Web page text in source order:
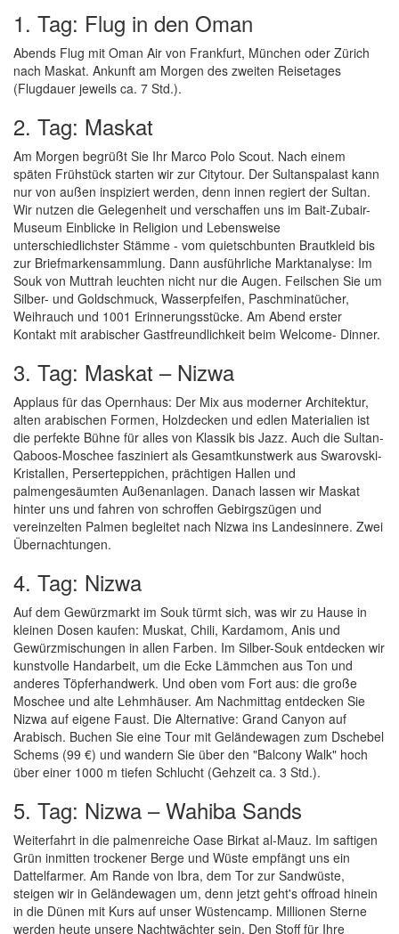
1. Tag: Flug in den Oman
Abends Flug mit Oman Air von Frankfurt, München oder Zürich
nach Maskat. Ankunft am Morgen des zweiten Reisetages
(Flugdauer jeweils ca. 7 Std.).
2. Tag: Maskat
Am Morgen begrüßt Sie Ihr Marco Polo Scout. Nach einem
späten Frühstück starten wir zur Citytour. Der Sultanspalast kann
nur von außen inspiziert werden, denn innen regiert der Sultan.
Wir nutzen die Gelegenheit und verschaffen uns im Bait-Zubair-
Museum Einblicke in Religion und Lebensweise
unterschiedlichster Stämme - vom quietschbunten Brautkleid bis
zur Briefmarkensammlung. Dann ausführliche Marktanalyse: Im
Souk von Muttrah leuchten nicht nur die Augen. Feilschen Sie um
Silber- und Goldschmuck, Wasserpfeifen, Paschminatücher,
Weihrauch und 1001 Erinnerungsstücke. Am Abend erster
Kontakt mit arabischer Gastfreundlichkeit beim Welcome- Dinner.
3. Tag: Maskat – Nizwa
Applaus für das Opernhaus: Der Mix aus moderner Architektur,
alten arabischen Formen, Holzdecken und edlen Materialien ist
die perfekte Bühne für alles von Klassik bis Jazz. Auch die Sultan-
Qaboos-Moschee fasziniert als Gesamtkunstwerk aus Swarovski-
Kristallen, Perserteppichen, prächtigen Hallen und
palmengesäumten Außenanlagen. Danach lassen wir Maskat
hinter uns und fahren von schroffen Gebirgszügen und
vereinzelten Palmen begleitet nach Nizwa ins Landesinnere. Zwei
Übernachtungen.
4. Tag: Nizwa
Auf dem Gewürzmarkt im Souk türmt sich, was wir zu Hause in
kleinen Dosen kaufen: Muskat, Chili, Kardamom, Anis und
Gewürzmischungen in allen Farben. Im Silber-Souk entdecken wir
kunstvolle Handarbeit, um die Ecke Lämmchen aus Ton und
anderes Töpferhandwerk. Und oben vom Fort aus: die große
Moschee und alte Lehmhäuser. Am Nachmittag entdecken Sie
Nizwa auf eigene Faust. Die Alternative: Grand Canyon auf
Arabisch. Buchen Sie eine Tour mit Geländewagen zum Dschebel
Schems (99 €) und wandern Sie über den "Balcony Walk" hoch
über einer 1000 m tiefen Schlucht (Gehzeit ca. 3 Std.).
5. Tag: Nizwa – Wahiba Sands
Weiterfahrt in die palmenreiche Oase Birkat al-Mauz. Im saftigen
Grün inmitten trockener Berge und Wüste empfängt uns ein
Dattelfarmer. Am Rande von Ibra, dem Tor zur Sandwüste,
steigen wir in Geländewagen um, denn jetzt geht's offroad hinein
in die Dünen mit Kurs auf unser Wüstencamp. Millionen Sterne
werden heute unsere Nachtwächter sein. Den Stoff für Ihre